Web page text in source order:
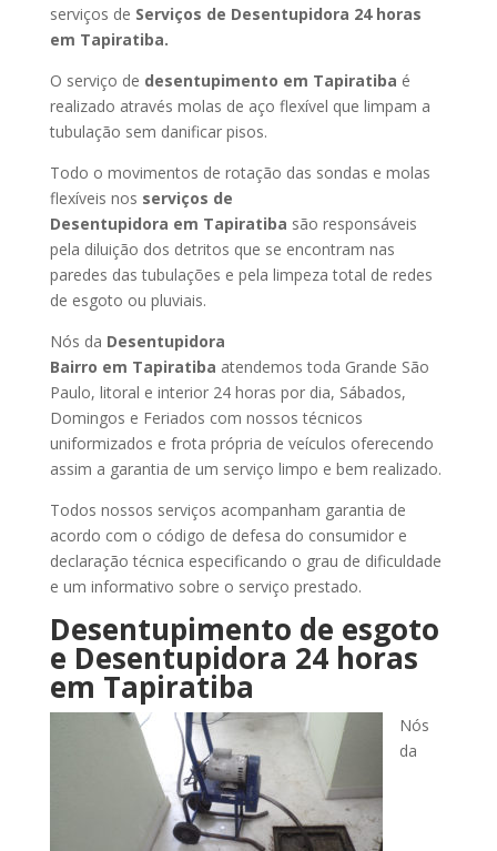
serviços de Serviços de Desentupidora 24 horas
em Tapiratiba.
O serviço de desentupimento em Tapiratiba é
realizado através molas de aço flexível que limpam a
tubulação sem danificar pisos.
Todo o movimentos de rotação das sondas e molas
flexíveis nos serviços de
Desentupidora em Tapiratiba são responsáveis
pela diluição dos detritos que se encontram nas
paredes das tubulações e pela limpeza total de redes
de esgoto ou pluviais.
Nós da Desentupidora
Bairro em Tapiratiba atendemos toda Grande São
Paulo, litoral e interior 24 horas por dia, Sábados,
Domingos e Feriados com nossos técnicos
uniformizados e frota própria de veículos oferecendo
assim a garantia de um serviço limpo e bem realizado.
Todos nossos serviços acompanham garantia de
acordo com o código de defesa do consumidor e
declaração técnica especificando o grau de dificuldade
e um informativo sobre o serviço prestado.
Desentupimento de esgoto
e Desentupidora 24 horas
em Tapiratiba
Nós
da